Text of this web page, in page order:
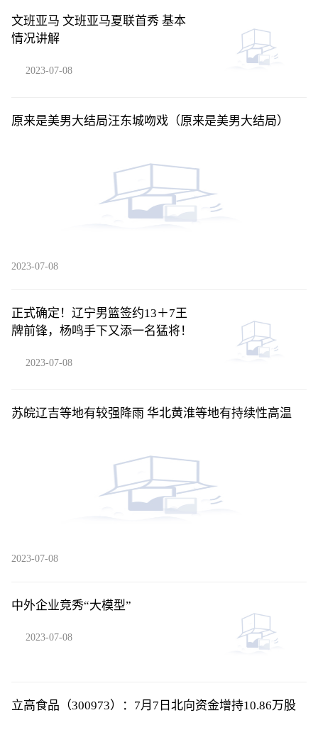
文班亚马 文班亚马夏联首秀 基本
情况讲解
2023-07-08
原来是美男大结局汪东城吻戏（原来是美男大结局）
2023-07-08
正式确定！辽宁男篮签约13＋7王
牌前锋，杨鸣手下又添一名猛将！
2023-07-08
苏皖辽吉等地有较强降雨 华北黄淮等地有持续性高温
2023-07-08
中外企业竞秀“大模型”
2023-07-08
立高食品（300973）：7月7日北向资金增持10.86万股